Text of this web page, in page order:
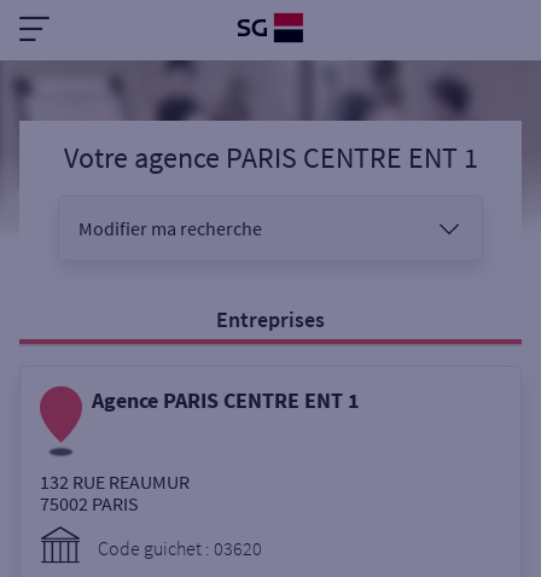
Votre agence PARIS CENTRE ENT 1
Modifier ma recherche
Sélectionnez votre recherche
Ouverte le samedi
Ouverte le lundi
Entreprises
Agence PARIS CENTRE ENT 1
132 RUE REAUMUR
75002 PARIS
Code guichet : 03620